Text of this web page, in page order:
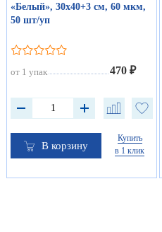
«Белый», 30х40+3 см, 60 мкм,
50 шт/уп
от 1 упак 470 ₽
В корзину
Купить
в 1 клик